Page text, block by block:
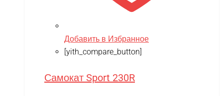
Добавить в Избранное
[yith_compare_button]
Самокат Sport 230R